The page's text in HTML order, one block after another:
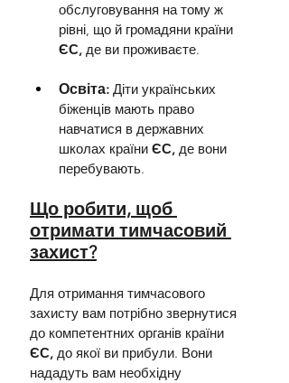
обслуговування на тому ж
рівні, що й громадяни країни
ЄС, де ви проживаєте.
Освіта: Діти українських
біженців мають право
навчатися в державних
школах країни ЄС, де вони
перебувають.
Що робити, щоб
отримати тимчасовий
захист?
Для отримання тимчасового
захисту вам потрібно звернутися
до компетентних органів країни
ЄС, до якої ви прибули. Вони
нададуть вам необхідну